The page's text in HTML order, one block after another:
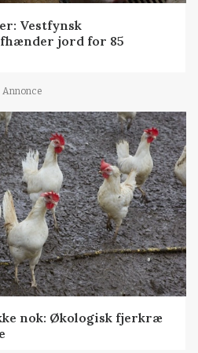
Vestfynsk
jord for 85
Annonce
nok: Økologisk fjerkræ